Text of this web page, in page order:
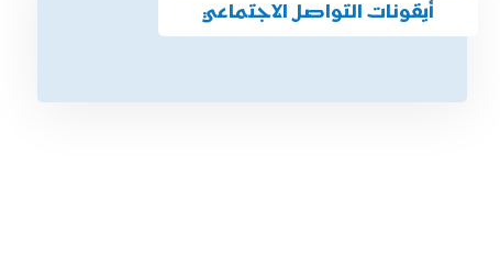
أيقونات التواصل الاجتماعي